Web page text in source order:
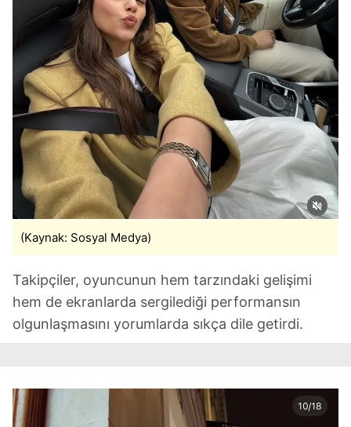
Metnimizi
ziyaret edebilirsiniz.
6698 sayılı Kişisel Verilerin Korunması Kanunu uyarınca
hazırlanmış Aydınlatma Metnimizi okumak ve sitemizde
ilgili mevzuata uygun olarak kullanılan çerezlerle ilgili bilgi
almak için lütfentıklayınız.
(Kaynak: Sosyal Medya)
Takipçiler, oyuncunun hem tarzındaki gelişimi
hem de ekranlarda sergilediği performansın
olgunlaşmasını yorumlarda sıkça dile getirdi.